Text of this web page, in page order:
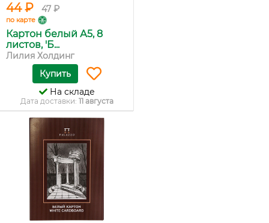
44 ₽ 47 ₽
по карте
Картон белый А5, 8
листов, 'Б...
Лилия Холдинг
Купить
На складе
Дата доставки: 11 августа